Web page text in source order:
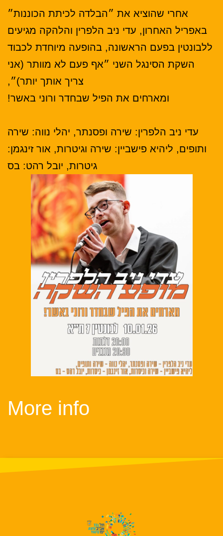
אחרי שהוציא את ״הבלדה לכיתת הכוננות״
באפריל האחרון, עדי ניב הלפרין והלהקה מגיעים
ללבונטין בפעם הראשונה, בהופעה מיוחדת לכבוד
השקת הסינגל השני ״אף פעם לא מוותר (אני
צריך אותך יותר)״,
ומארחים את הפיל שבחדר ורוני באשר!
עדי ניב הלפרין: שירה ופסנתר, יהלי נווה: שירה
ותופים, ליהיא פישביין: שירה וגיטרות, אור זינגמן:
גיטרות, יובל רהט: בס
More info